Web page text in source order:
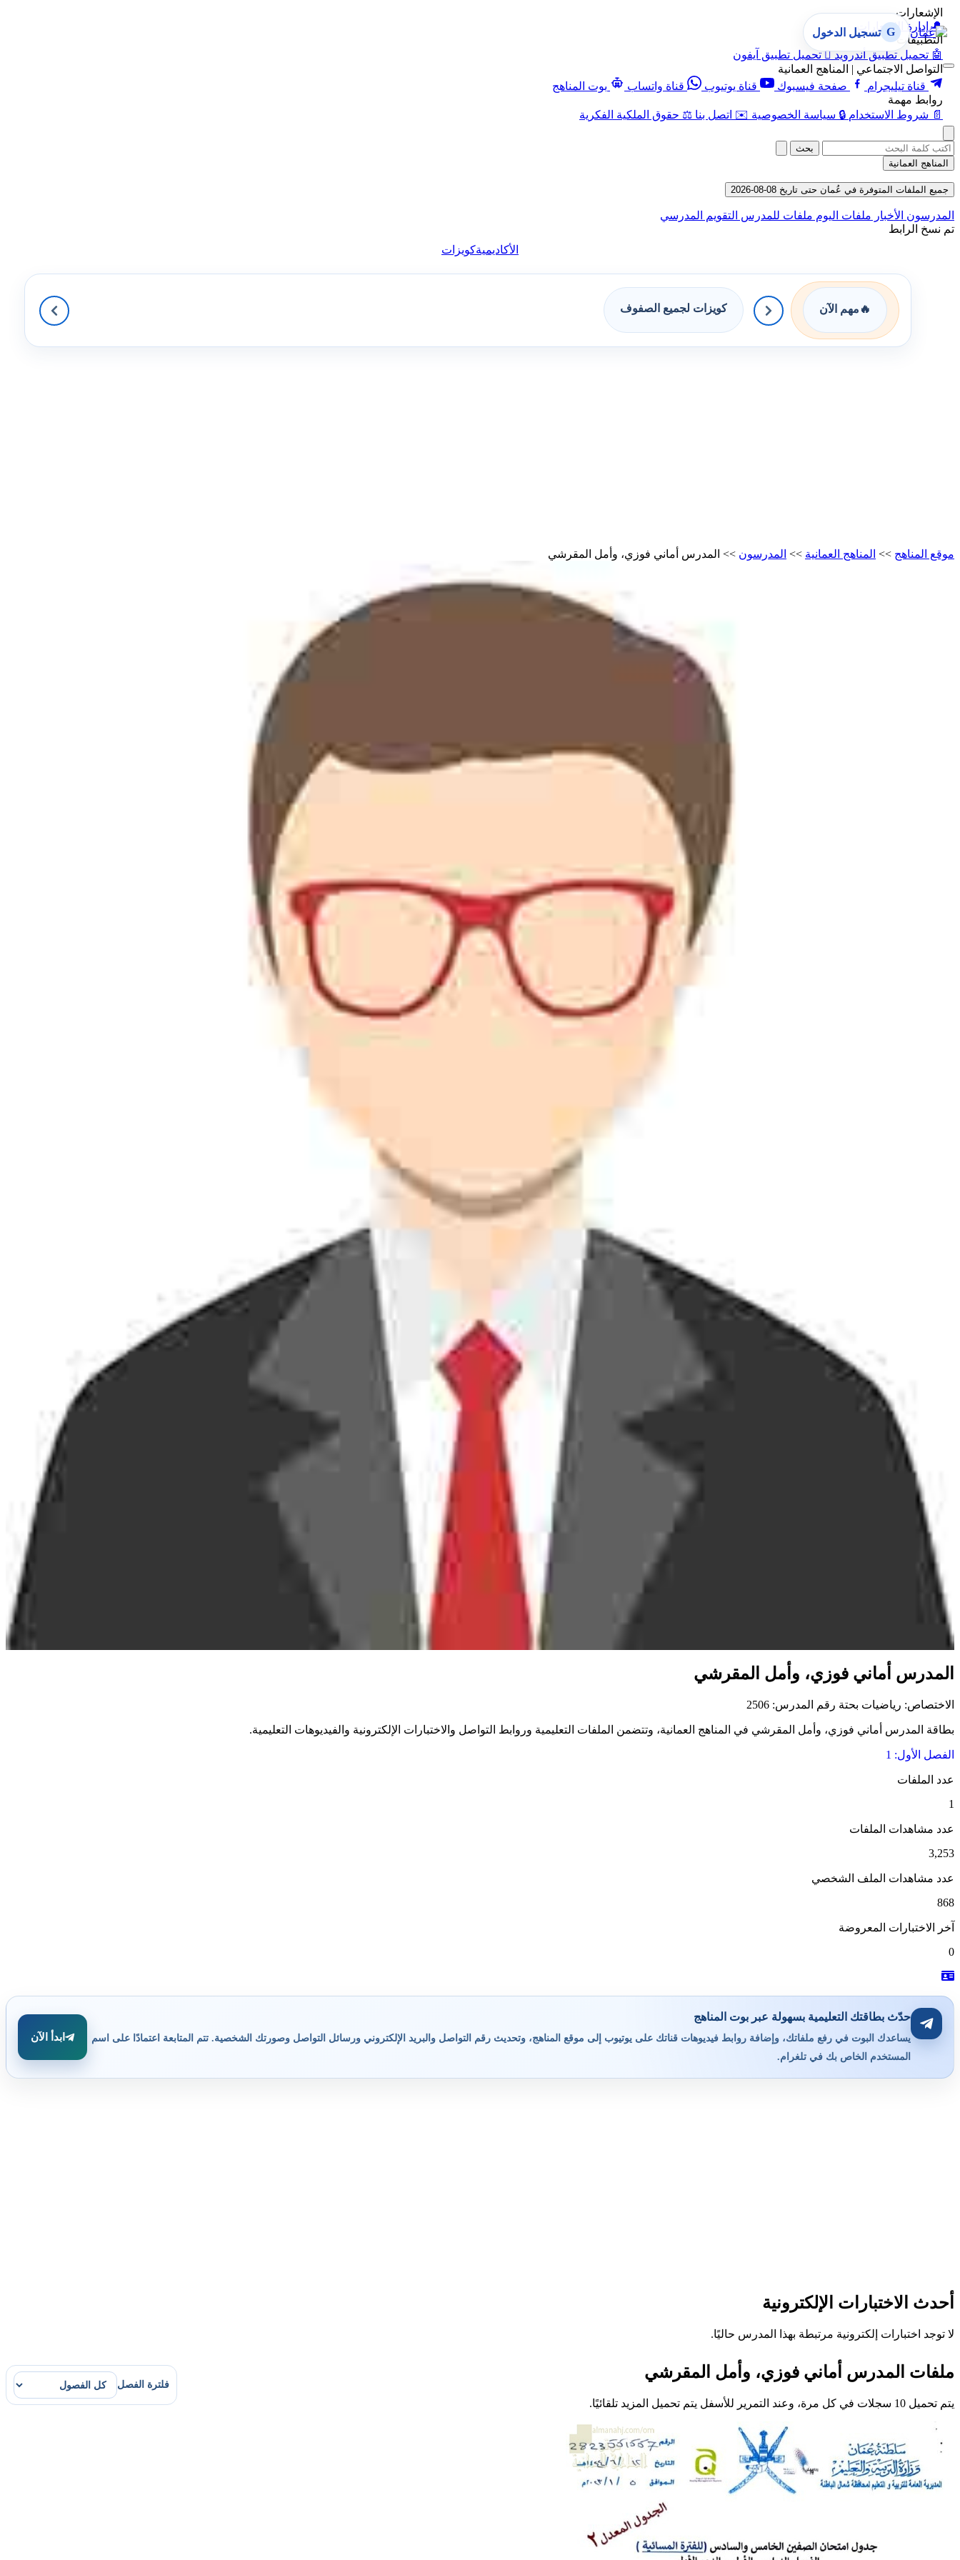
الإشعارات
🔔 إدارة الإشعارات
التطبيقات
🤖 تحميل تطبيق أندرويد  تحميل تطبيق آيفون
التواصل الاجتماعي | المناهج العمانية
قناة تيليجرام
صفحة فيسبوك قناة يوتيوب قناة واتساب
بوت المناهج
روابط مهمة
📄 شروط الاستخدام 🔒 سياسة الخصوصية ✉️ اتصل بنا ⚖️ حقوق الملكية الفكرية
G تسجيل الدخول
بحث
المناهج العمانية
جميع الملفات المتوفرة في عُمان حتى تاريخ 08-08-2026
المدرسون الأخبار ملفات اليوم ملفات للمدرس التقويم المدرسي
تم نسخ الرابط
الأكاديميةكويزات
🔥 مهم الآن كويزات لجميع الصفوف
موقع المناهج >> المناهج العمانية >> المدرسون >> المدرس أماني فوزي، وأمل المقرشي
المدرس أماني فوزي، وأمل المقرشي
الاختصاص: رياضيات بحتة رقم المدرس: 2506
بطاقة المدرس أماني فوزي، وأمل المقرشي في المناهج العمانية، وتتضمن الملفات التعليمية وروابط التواصل والاختبارات الإلكترونية والفيديوهات التعليمية.
الفصل الأول: 1
عدد الملفات
1
عدد مشاهدات الملفات
3,253
عدد مشاهدات الملف الشخصي
868
آخر الاختبارات المعروضة
0
حدّث بطاقتك التعليمية بسهولة عبر بوت المناهج
يساعدك البوت في رفع ملفاتك، وإضافة روابط فيديوهات قناتك على يوتيوب إلى موقع المناهج، وتحديث رقم التواصل والبريد الإلكتروني ورسائل التواصل وصورتك الشخصية. تتم المتابعة اعتمادًا على اسم
المستخدم الخاص بك في تلغرام.
ابدأ الآن
أحدث الاختبارات الإلكترونية
لا توجد اختبارات إلكترونية مرتبطة بهذا المدرس حاليًا.
ملفات المدرس أماني فوزي، وأمل المقرشي
يتم تحميل 10 سجلات في كل مرة، وعند التمرير للأسفل يتم تحميل المزيد تلقائيًا.
فلترة الفصل